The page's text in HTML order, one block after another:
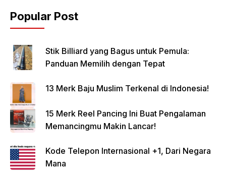
Popular Post
Stik Billiard yang Bagus untuk Pemula:
Panduan Memilih dengan Tepat
13 Merk Baju Muslim Terkenal di Indonesia!
15 Merk Reel Pancing Ini Buat Pengalaman
Memancingmu Makin Lancar!
Kode Telepon Internasional +1, Dari Negara
Mana